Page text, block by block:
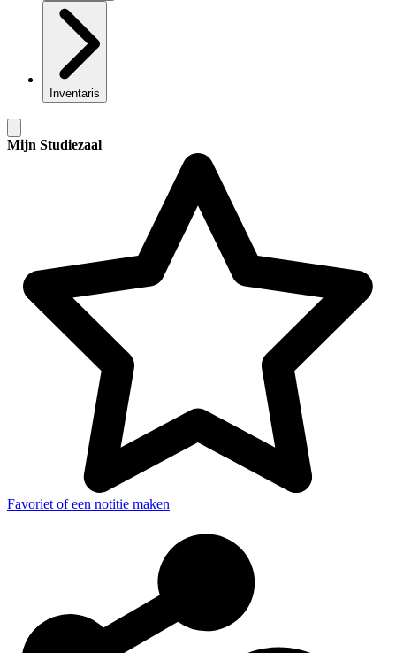
Inventaris
Mijn Studiezaal
Favoriet of een notitie maken